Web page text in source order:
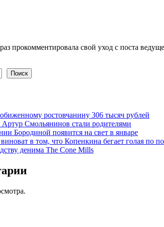
прокомментировала свой уход с поста
Поиск
ростовчанину 306 тысяч рублей
Смольянинов стали родителями
Бородиной появится на свет в январе
в том, что Копенкина бегает голая по
денима The Cone Mills